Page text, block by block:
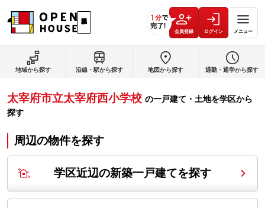
会員登録 ログイン メニュー
地域から探す 沿線・駅から探す 地図から探す 通勤・通学から探す
太宰府市立太宰府西小学校 の一戸建て・土地を学区から
探す
周辺の物件を探す
学区近辺の新築一戸建てを探す